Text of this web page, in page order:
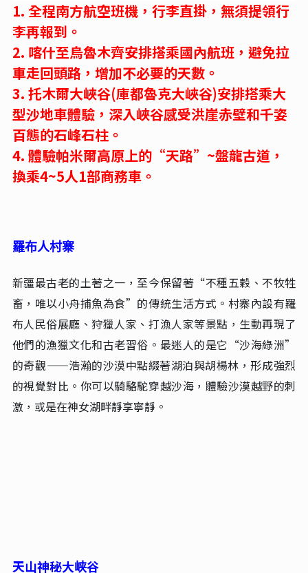
1. 全程南方航空班機，行李直掛，無須提領行
李再報到。
2. 喀什至烏魯木齊安排搭乘國內航班，避免拉
車走回頭路，增加不必要的天數。
3. 托木爾大峽谷(庫都魯克大峽谷)安排搭乘大
型沙地車體驗，深入峽谷感受洪崖赤壁和千姿
百態的石峰石柱。
4. 體驗帕米爾高原上的“天路”~盤龍古道，
換乘4~5人1部商務車。
羅布人村寨
新疆最古老的土著之一，至今保留著“不種五穀、不牧牲
畜，唯以小舟捕魚為食”的傳統生活方式。村寨內設有羅
布人民俗展廳、狩獵人家、打漁人家等景點，生動再現了
他們的漁獵文化和古老習俗。最迷人的是它“沙海綠洲”
的奇觀——浩瀚的沙漠中點綴著湖泊與胡楊林，形成強烈
的視覺對比。你可以騎駱駝穿越沙海，體驗沙漠越野的刺
激，或是在神女湖畔靜享寧靜。